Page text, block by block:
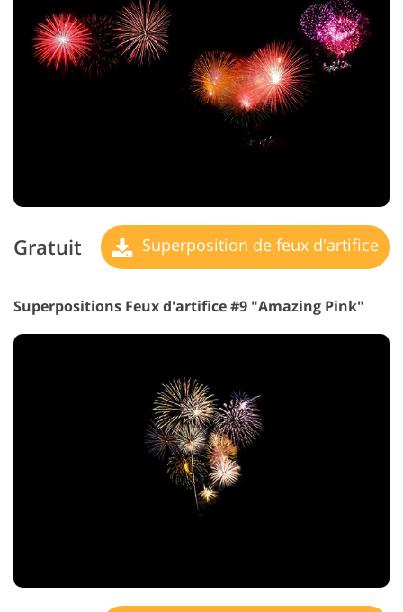
Gratuit Superposition de feux d'artifice
Superpositions Feux d'artifice #9 "Amazing Pink"